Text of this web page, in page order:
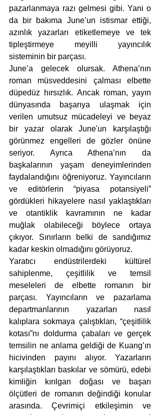
pazarlanmaya razı gelmesi gibi. Yani o
da bir bakıma June’un istismar ettiği,
azınlık yazarları etiketlemeye ve tek
tipleştirmeye meyilli yayıncılık
sisteminin bir parçası.
June’a gelecek olursak. Athena’nın
roman müsveddesini çalması elbette
düpedüz hırsızlık. Ancak roman, yayın
dünyasında başarıya ulaşmak için
verilen umutsuz mücadeleyi ve beyaz
bir yazar olarak June'un karşılaştığı
görünmez engelleri de gözler önüne
seriyor. Ayrıca Athena’nın da
başkalarının yaşam deneyimlerinden
faydalandığını öğreniyoruz. Yayıncıların
ve editörlerin “piyasa potansiyeli”
gördükleri hikayelere nasıl yaklaştıkları
ve otantiklik kavramının ne kadar
muğlak olabileceği böylece ortaya
çıkıyor. Sınırların belki de sandığımız
kadar keskin olmadığını görüyoruz.
Yaratıcı endüstrilerdeki kültürel
sahiplenme, çeşitlilik ve temsil
meseleleri de elbette romanın bir
parçası. Yayıncıların ve pazarlama
departmanlarının yazarları nasıl
kalıplara sokmaya çalıştıkları, “çeşitlilik
kotası”nı doldurma çabaları ve gerçek
temsilin ne anlama geldiği de Kuang’ın
hicivinden payını alıyor. Yazarların
karşılaştıkları baskılar ve sömürü, edebi
kimliğin kırılgan doğası ve başarı
ölçütleri de romanın değindiği konular
arasında. Çevrimiçi etkileşimin ve